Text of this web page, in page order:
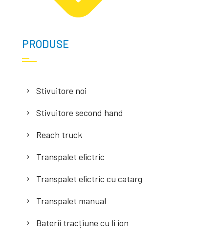
PRODUSE
Stivuitore noi
Stivuitore second hand
Reach truck
Transpalet elictric
Transpalet elictric cu catarg
Transpalet manual
Baterii tracțiune cu li ion